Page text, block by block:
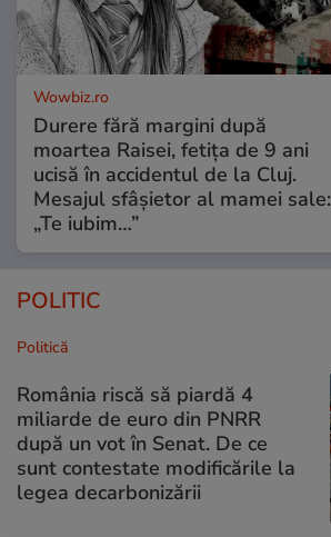
Wowbiz.ro
Durere fără margini după
moartea Raisei, fetița de 9 ani
ucisă în accidentul de la Cluj.
Mesajul sfâșietor al mamei sale:
„Te iubim…”
POLITIC
Politică
România riscă să piardă 4
miliarde de euro din PNRR
după un vot în Senat. De ce
sunt contestate modificările la
legea decarbonizării